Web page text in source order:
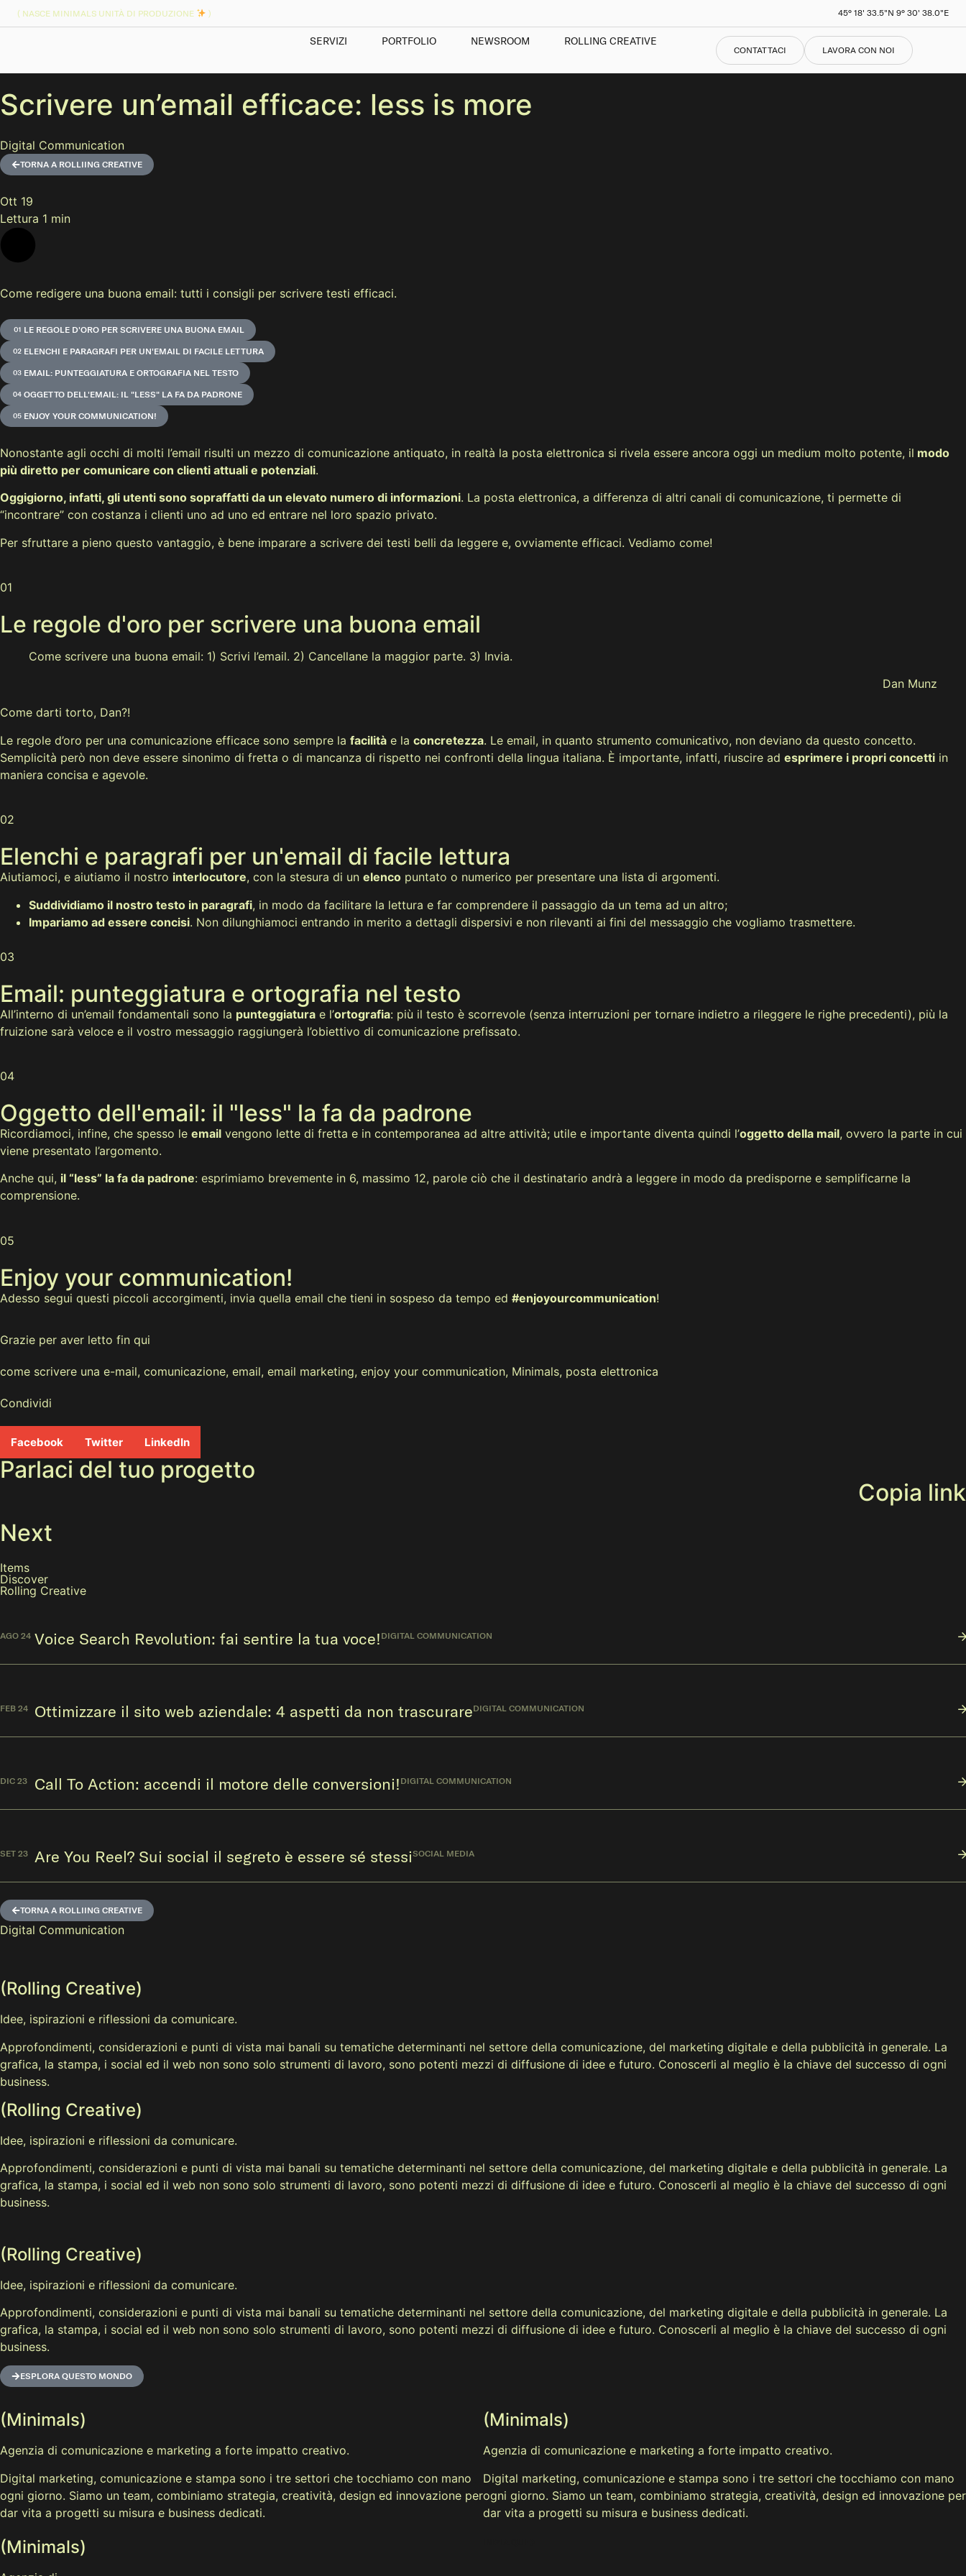
( NASCE MINIMALS UNITÀ DI PRODUZIONE ) 45° 18' 33.5"N 9° 30' 38.0"E
SERVIZI PORTFOLIO NEWSROOM ROLLING CREATIVE
CONTATTACI LAVORA CON NOI
Scrivere un’email efficace: less is more
Digital Communication
TORNA A ROLLIING CREATIVE
Ott 19
Lettura 1 min
Come redigere una buona email: tutti i consigli per scrivere testi efficaci.
LE REGOLE D'ORO PER SCRIVERE UNA BUONA EMAIL
ELENCHI E PARAGRAFI PER UN'EMAIL DI FACILE LETTURA
EMAIL: PUNTEGGIATURA E ORTOGRAFIA NEL TESTO
OGGETTO DELL'EMAIL: IL "LESS" LA FA DA PADRONE
ENJOY YOUR COMMUNICATION!
Nonostante agli occhi di molti l’email risulti un mezzo di comunicazione antiquato, in realtà la posta elettronica si rivela essere ancora oggi un medium molto potente, il modo
più diretto per comunicare con clienti attuali e potenziali.
Oggigiorno, infatti, gli utenti sono sopraffatti da un elevato numero di informazioni. La posta elettronica, a differenza di altri canali di comunicazione, ti permette di
“incontrare” con costanza i clienti uno ad uno ed entrare nel loro spazio privato.
Per sfruttare a pieno questo vantaggio, è bene imparare a scrivere dei testi belli da leggere e, ovviamente efficaci. Vediamo come!
01
Le regole d'oro per scrivere una buona email
Come scrivere una buona email: 1) Scrivi l’email. 2) Cancellane la maggior parte. 3) Invia.
Dan Munz
Come darti torto, Dan?!
Le regole d’oro per una comunicazione efficace sono sempre la facilità e la concretezza. Le email, in quanto strumento comunicativo, non deviano da questo concetto.
Semplicità però non deve essere sinonimo di fretta o di mancanza di rispetto nei confronti della lingua italiana. È importante, infatti, riuscire ad esprimere i propri concetti in
maniera concisa e agevole.
02
Elenchi e paragrafi per un'email di facile lettura
Aiutiamoci, e aiutiamo il nostro interlocutore, con la stesura di un elenco puntato o numerico per presentare una lista di argomenti.
Suddividiamo il nostro testo in paragrafi, in modo da facilitare la lettura e far comprendere il passaggio da un tema ad un altro;
Impariamo ad essere concisi. Non dilunghiamoci entrando in merito a dettagli dispersivi e non rilevanti ai fini del messaggio che vogliamo trasmettere.
03
Email: punteggiatura e ortografia nel testo
All’interno di un’email fondamentali sono la punteggiatura e l’ortografia: più il testo è scorrevole (senza interruzioni per tornare indietro a rileggere le righe precedenti), più la
fruizione sarà veloce e il vostro messaggio raggiungerà l’obiettivo di comunicazione prefissato.
04
Oggetto dell'email: il "less" la fa da padrone
Ricordiamoci, infine, che spesso le email vengono lette di fretta e in contemporanea ad altre attività; utile e importante diventa quindi l’oggetto della mail, ovvero la parte in cui
viene presentato l’argomento.
Anche qui, il “less” la fa da padrone: esprimiamo brevemente in 6, massimo 12, parole ciò che il destinatario andrà a leggere in modo da predisporne e semplificarne la
comprensione.
05
Enjoy your communication!
Adesso segui questi piccoli accorgimenti, invia quella email che tieni in sospeso da tempo ed #enjoyourcommunication!
Grazie per aver letto fin qui
come scrivere una e-mail, comunicazione, email, email marketing, enjoy your communication, Minimals, posta elettronica
Condividi
Facebook Twitter LinkedIn
Parlaci del tuo progetto
Copia link
Next
Items
Discover
Rolling Creative
AGO 24 Voice Search Revolution: fai sentire la tua voce! DIGITAL COMMUNICATION
FEB 24 Ottimizzare il sito web aziendale: 4 aspetti da non trascurareDIGITAL COMMUNICATION
DIC 23 Call To Action: accendi il motore delle conversioni! DIGITAL COMMUNICATION
SET 23 Are You Reel? Sui social il segreto è essere sé stessiSOCIAL MEDIA
TORNA A ROLLIING CREATIVE
Digital Communication
(Rolling Creative)
Idee, ispirazioni e riflessioni da comunicare.
Approfondimenti, considerazioni e punti di vista mai banali su tematiche determinanti nel settore della comunicazione, del marketing digitale e della pubblicità in generale. La
grafica, la stampa, i social ed il web non sono solo strumenti di lavoro, sono potenti mezzi di diffusione di idee e futuro. Conoscerli al meglio è la chiave del successo di ogni
business.
(Rolling Creative)
Idee, ispirazioni e riflessioni da comunicare.
Approfondimenti, considerazioni e punti di vista mai banali su tematiche determinanti nel settore della comunicazione, del marketing digitale e della pubblicità in generale. La
grafica, la stampa, i social ed il web non sono solo strumenti di lavoro, sono potenti mezzi di diffusione di idee e futuro. Conoscerli al meglio è la chiave del successo di ogni
business.
(Rolling Creative)
Idee, ispirazioni e riflessioni da comunicare.
Approfondimenti, considerazioni e punti di vista mai banali su tematiche determinanti nel settore della comunicazione, del marketing digitale e della pubblicità in generale. La
grafica, la stampa, i social ed il web non sono solo strumenti di lavoro, sono potenti mezzi di diffusione di idee e futuro. Conoscerli al meglio è la chiave del successo di ogni
business.
ESPLORA QUESTO MONDO
(Minimals)
Agenzia di comunicazione e marketing a forte impatto creativo.
Digital marketing, comunicazione e stampa sono i tre settori che tocchiamo con mano
ogni giorno. Siamo un team, combiniamo strategia, creatività, design ed innovazione per
dar vita a progetti su misura e business dedicati.
(Minimals)
(Minimals)
Agenzia di comunicazione e marketing a forte impatto creativo.
Digital marketing, comunicazione e stampa sono i tre settori che tocchiamo con mano
ogni giorno. Siamo un team, combiniamo strategia, creatività, design ed innovazione per
dar vita a progetti su misura e business dedicati.